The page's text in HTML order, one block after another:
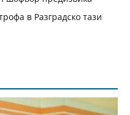
в Разградско тази